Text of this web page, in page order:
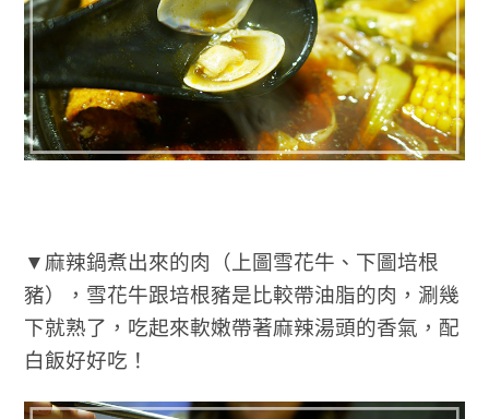
▼麻辣鍋煮出來的肉（上圖雪花牛、下圖培根
豬），雪花牛跟培根豬是比較帶油脂的肉，涮幾
下就熟了，吃起來軟嫩帶著麻辣湯頭的香氣，配
白飯好好吃！